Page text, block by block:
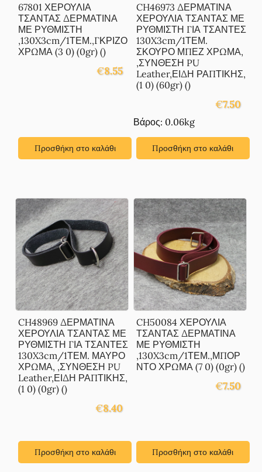
67801 ΧΕΡΟΥΛΙΑ
ΤΣΑΝΤΑΣ ΔΕΡΜΑΤΙΝΑ
ΜΕ ΡΥΘΜΙΣΤΗ
,130X3cm/1ΤΕΜ.,ΓΚΡΙΖΟ
ΧΡΩΜΑ (3 0) (0gr) ()
€8.55
Προσθήκη στο καλάθι
CH46973 ΔΕΡΜΑΤΙΝΑ
ΧΕΡΟΥΛΙΑ ΤΣΑΝΤΑΣ ΜΕ
ΡΥΘΜΙΣΤΗ ΓΙΑ ΤΣΑΝΤΕΣ
130X3cm/1ΤΕΜ.
ΣΚΟΥΡΟ ΜΠΕΖ ΧΡΩΜΑ,
,ΣΥΝΘΕΣΗ PU
Leather,ΕΙΔΗ ΡΑΠΤΙΚΗΣ,
(1 0) (60gr) ()
€7.50
Βάρος: 0.06kg
Προσθήκη στο καλάθι
CH48969 ΔΕΡΜΑΤΙΝΑ
ΧΕΡΟΥΛΙΑ ΤΣΑΝΤΑΣ ΜΕ
ΡΥΘΜΙΣΤΗ ΓΙΑ ΤΣΑΝΤΕΣ
130X3cm/1ΤΕΜ. ΜΑΥΡΟ
ΧΡΩΜΑ, ,ΣΥΝΘΕΣΗ PU
Leather,ΕΙΔΗ ΡΑΠΤΙΚΗΣ,
(1 0) (0gr) ()
€8.40
Προσθήκη στο καλάθι
CH50084 ΧΕΡΟΥΛΙΑ
ΤΣΑΝΤΑΣ ΔΕΡΜΑΤΙΝΑ
ΜΕ ΡΥΘΜΙΣΤΗ
,130X3cm/1ΤΕΜ.,ΜΠΟΡ
ΝΤΟ ΧΡΩΜΑ (7 0) (0gr) ()
€7.50
Προσθήκη στο καλάθι